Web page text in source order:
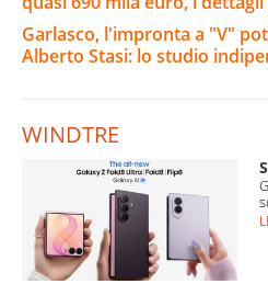
Garlasco, l'impronta a "V"
Alberto Stasi: lo studio
WINDTRE